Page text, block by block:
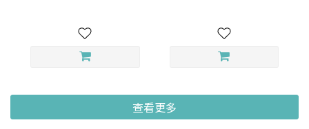
鬆/扁塌髮洗髮精/水波紋蓬
查看更多